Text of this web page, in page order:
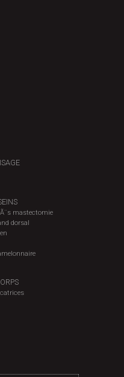
mastectomie
dorsal